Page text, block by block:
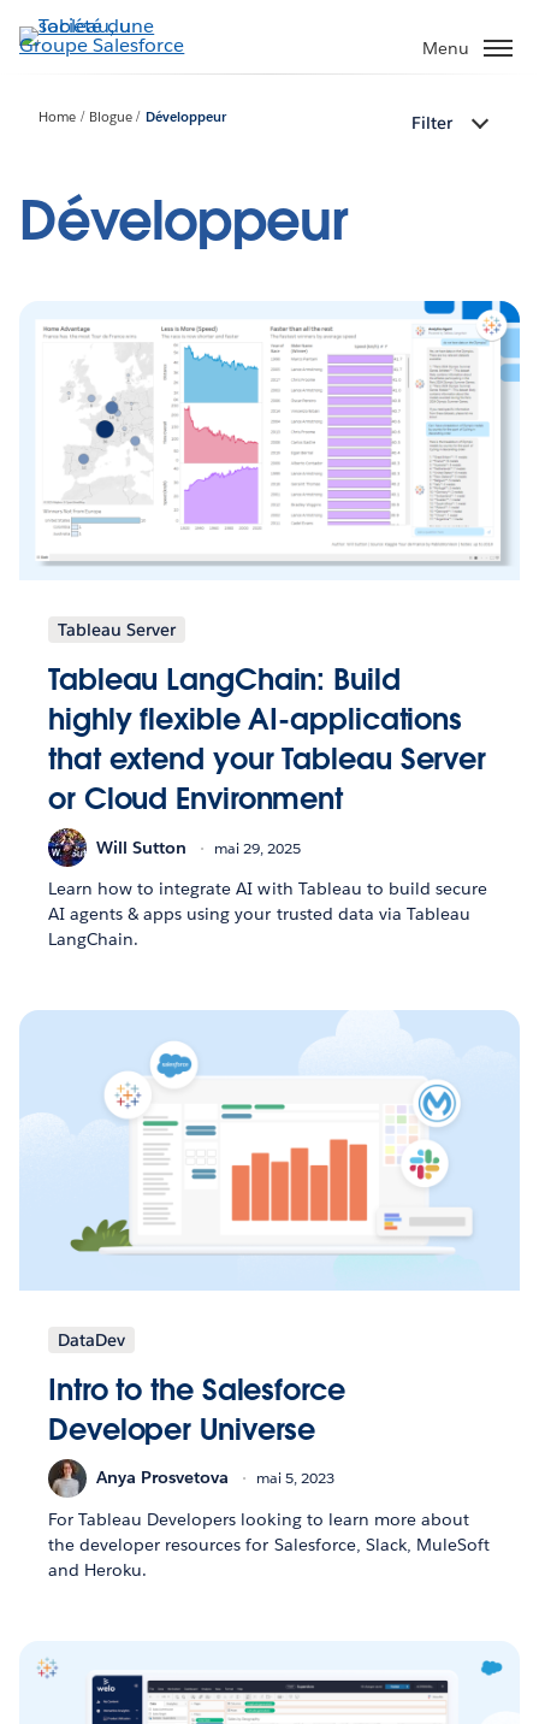
Aller
au
Menu
Home Blogue Développeur Filter
Développeur
Tableau Server
Tableau LangChain: Build
highly flexible AI-applications
that extend your Tableau Server
or Cloud Environment
Will Sutton mai 29, 2025
Learn how to integrate AI with Tableau to build secure
AI agents & apps using your trusted data via Tableau
LangChain.
DataDev
Intro to the Salesforce
Developer Universe
Anya Prosvetova mai 5, 2023
For Tableau Developers looking to learn more about
the developer resources for Salesforce, Slack, MuleSoft
and Heroku.